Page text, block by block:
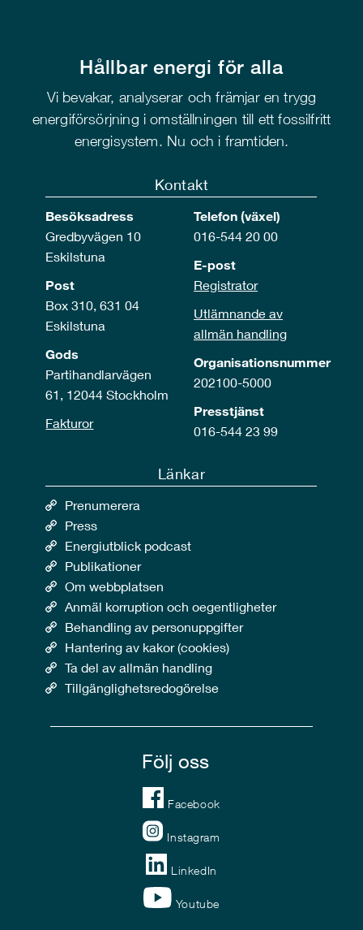
Hållbar energi för alla
Vi bevakar, analyserar och främjar en trygg
energiförsörjning i omställningen till ett fossilfritt
energisystem. Nu och i framtiden.
Kontakt
Besöksadress
Gredbyvägen 10
Eskilstuna
Post
Box 310, 631 04
Eskilstuna
Gods
Partihandlarvägen
61, 12044 Stockholm
Fakturor
Telefon (växel)
016-544 20 00
E-post
Registrator
Utlämnande av
allmän handling
Organisationsnummer
202100-5000
Presstjänst
016-544 23 99
Länkar
Prenumerera
Press
Energiutblick podcast
Publikationer
Om webbplatsen
Anmäl korruption och oegentligheter
Behandling av personuppgifter
Hantering av kakor (cookies)
Ta del av allmän handling
Tillgänglighetsredogörelse
Följ oss
Facebook
Instagram
LinkedIn
Youtube